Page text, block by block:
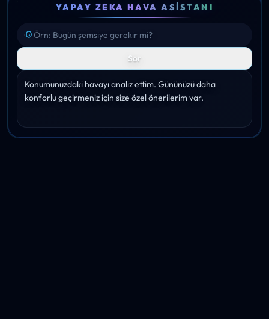
YAPAY ZEKA HAVA ASISTANI
Sor
Konumunuzdaki havayı analiz ettim. Gününüzü daha
konforlu geçirmeniz için size özel önerilerim var.